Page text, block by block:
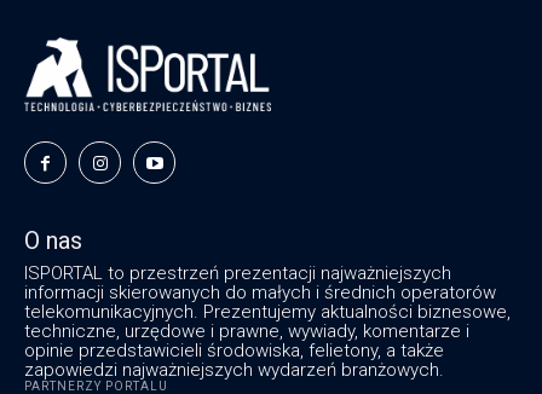
O nas
ISPORTAL to przestrzeń prezentacji najważniejszych
informacji skierowanych do małych i średnich operatorów
telekomunikacyjnych. Prezentujemy aktualności biznesowe,
techniczne, urzędowe i prawne, wywiady, komentarze i
opinie przedstawicieli środowiska, felietony, a także
zapowiedzi najważniejszych wydarzeń branżowych.
PARTNERZY PORTALU